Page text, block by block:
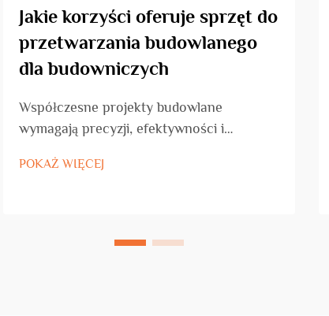
Jakie korzyści oferuje sprzęt do
przetwarzania budowlanego
dla budowniczych
Współczesne projekty budowlane
wymagają precyzji, efektywności i
Dzisiejsi wykonawcy borykują się z
POKAŻ WIĘCEJ